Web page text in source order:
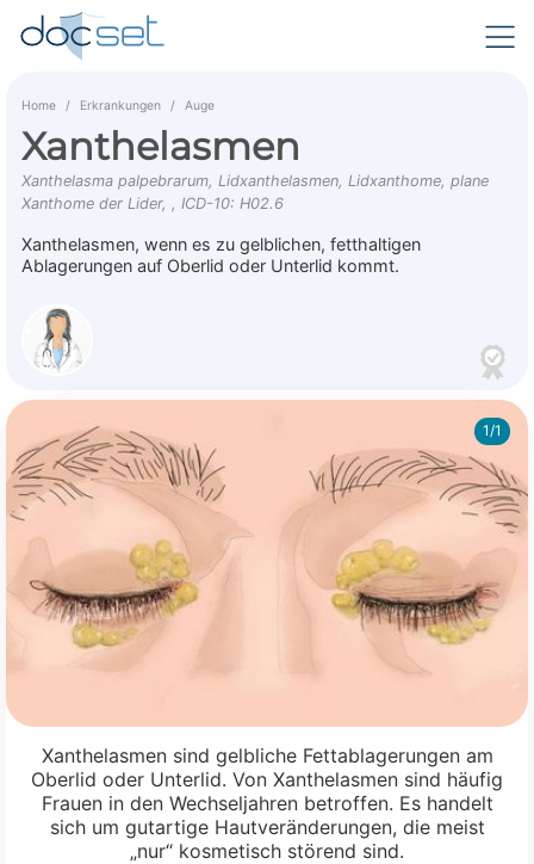
Home Erkrankungen Auge
Xanthelasmen
Xanthelasma palpebrarum, Lidxanthelasmen, Lidxanthome, plane
Xanthome der Lider, , ICD-10: H02.6
Xanthelasmen, wenn es zu gelblichen, fetthaltigen
Ablagerungen auf Oberlid oder Unterlid kommt.
1/1
Xanthelasmen sind gelbliche Fettablagerungen am
Oberlid oder Unterlid. Von Xanthelasmen sind häufig
Frauen in den Wechseljahren betroffen. Es handelt
sich um gutartige Hautveränderungen, die meist
„nur“ kosmetisch störend sind.